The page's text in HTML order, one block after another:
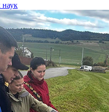
наук